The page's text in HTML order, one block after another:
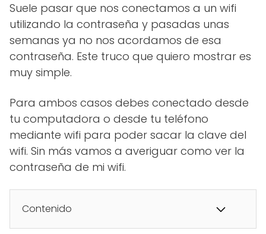
Suele pasar que nos conectamos a un wifi
utilizando la contraseña y pasadas unas
semanas ya no nos acordamos de esa
contraseña. Este truco que quiero mostrar es
muy simple.
Para ambos casos debes conectado desde
tu computadora o desde tu teléfono
mediante wifi para poder sacar la clave del
wifi. Sin más vamos a averiguar como ver la
contraseña de mi wifi.
Contenido